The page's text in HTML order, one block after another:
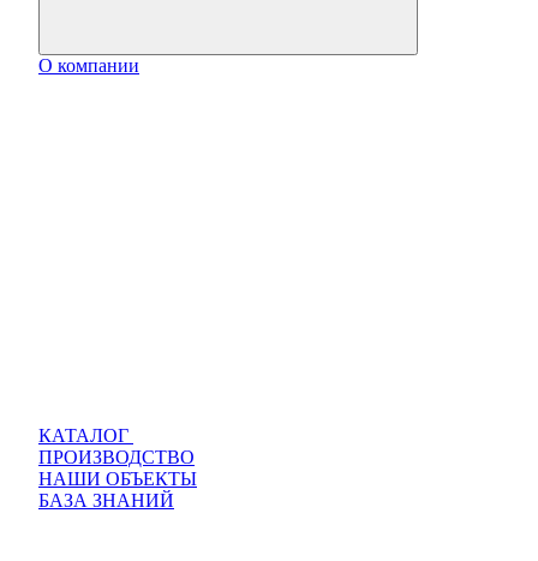
О компании
КАТАЛОГ
ПРОИЗВОДСТВО
НАШИ ОБЪЕКТЫ
БАЗА ЗНАНИЙ